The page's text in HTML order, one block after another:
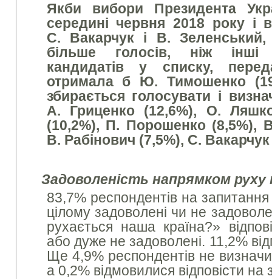
Якби вибори Президента
середині червня 2018 року
С. Вакарчук і В.
більше голосів, ніж інші
кандидатів у списку,
отримала б Ю. Тимошенко
збирається голосувати і
А. Гриценко (12,6%), О.
(10,2%), П. Порошенко (8,5%),
В. Рабінович (7,5%), С. Вакарчук
Задоволеність напрямком руху
83,7% респондентів на
цілому задоволені чи не
рухається наша країна?»
або дуже не задоволені. 11,2%
Ще 4,9% респондентів не
а 0,2% відмовилися відповісти на